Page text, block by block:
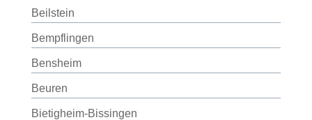
Beilstein
Bempflingen
Bensheim
Beuren
Bietigheim-Bissingen